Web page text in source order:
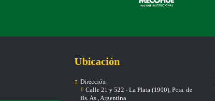
Ubicación
Dirección
Calle 21 y 522 - La Plata (1900), Pcia. de
Bs. As., Argentina